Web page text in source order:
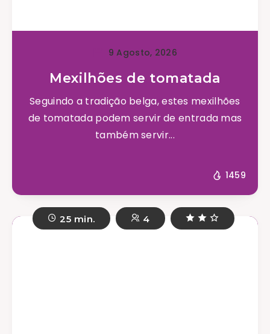
9 Agosto, 2026
Mexilhões de tomatada
Seguindo a tradição belga, estes mexilhões
de tomatada podem servir de entrada mas
também servir...
1459
25 min. 4